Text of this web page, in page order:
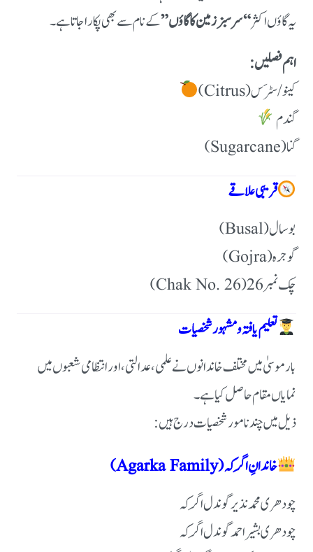
یہ گاؤں اکثر“سرسبز زمین کا گاؤں”کے نام سے بھی پکارا جاتا ہے۔
اہم فصلیں:
کینو / سٹرَس (Citrus)
گندم
گنا (Sugarcane)
قریبی علاقے
بوسال (Busal)
گوجرہ (Gojra)
چک نمبر 26 (Chak No. 26)
تعلیم یافتہ و مشہور شخصیات
بار موسیٰ میں مختلف خاندانوں نے علمی، عدالتی، اور انتظامی شعبوں میں
نمایاں مقام حاصل کیا ہے۔
ذیل میں چند نامور شخصیات درج ہیں:
خاندانِ اگَرکہ (Agarka Family)
چودھری محمد نذیر گوندل اگَرکہ
چودھری بشیر احمد گوندل اگَرکہ